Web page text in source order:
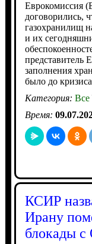
Еврокомиссия
договорились,
газохранилищ
и их
заполнения
было до
Категория: Все
Время:
КСИР
Ирану
блокады с